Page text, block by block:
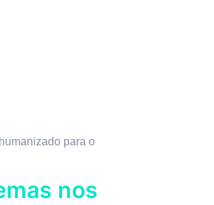
para o
nos